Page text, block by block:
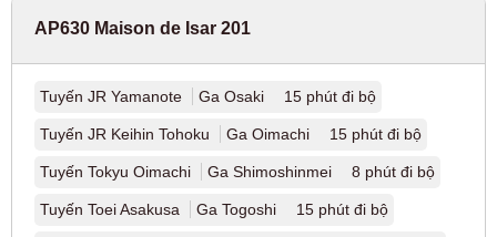
AP630 Maison de Isar 201
Tuyến JR Yamanote Ga Osaki 15 phút đi bộ
Tuyến JR Keihin Tohoku Ga Oimachi 15 phút đi bộ
Tuyến Tokyu Oimachi Ga Shimoshinmei 8 phút đi bộ
Tuyến Toei Asakusa Ga Togoshi 15 phút đi bộ
Tuyến Keihan chính (9)
Tuyến Keihan Nakanoshima